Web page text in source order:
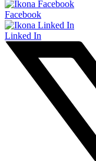
Facebook
Linked In